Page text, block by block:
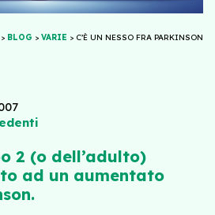
> BLOG > VARIE > C’È UN NESSO FRA PARKINSON
2 (o dell’adulto)
ad un aumentato